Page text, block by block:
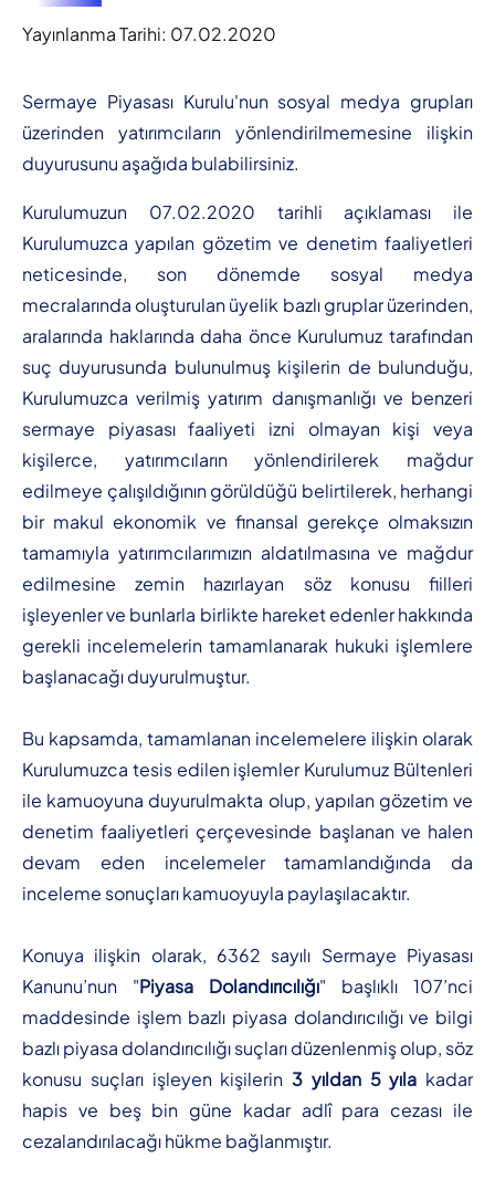
Yayınlanma Tarihi: 07.02.2020
Sermaye Piyasası Kurulu'nun sosyal medya grupları
üzerinden yatırımcıların yönlendirilmemesine ilişkin
duyurusunu aşağıda bulabilirsiniz.
Kurulumuzun 07.02.2020 tarihli açıklaması ile
Kurulumuzca yapılan gözetim ve denetim faaliyetleri
neticesinde, son dönemde sosyal medya
mecralarında oluşturulan üyelik bazlı gruplar üzerinden,
aralarında haklarında daha önce Kurulumuz tarafından
suç duyurusunda bulunulmuş kişilerin de bulunduğu,
Kurulumuzca verilmiş yatırım danışmanlığı ve benzeri
sermaye piyasası faaliyeti izni olmayan kişi veya
kişilerce, yatırımcıların yönlendirilerek mağdur
edilmeye çalışıldığının görüldüğü belirtilerek, herhangi
bir makul ekonomik ve finansal gerekçe olmaksızın
tamamıyla yatırımcılarımızın aldatılmasına ve mağdur
edilmesine zemin hazırlayan söz konusu fiilleri
işleyenler ve bunlarla birlikte hareket edenler hakkında
gerekli incelemelerin tamamlanarak hukuki işlemlere
başlanacağı duyurulmuştur.
Bu kapsamda, tamamlanan incelemelere ilişkin olarak
Kurulumuzca tesis edilen işlemler Kurulumuz Bültenleri
ile kamuoyuna duyurulmakta olup, yapılan gözetim ve
denetim faaliyetleri çerçevesinde başlanan ve halen
devam eden incelemeler tamamlandığında da
inceleme sonuçları kamuoyuyla paylaşılacaktır.
Konuya ilişkin olarak, 6362 sayılı Sermaye Piyasası
Kanunu’nun "Piyasa Dolandırıcılığı" başlıklı 107’nci
maddesinde işlem bazlı piyasa dolandırıcılığı ve bilgi
bazlı piyasa dolandırıcılığı suçları düzenlenmiş olup, söz
konusu suçları işleyen kişilerin 3 yıldan 5 yıla kadar
hapis ve beş bin güne kadar adlî para cezası ile
cezalandırılacağı hükme bağlanmıştır.